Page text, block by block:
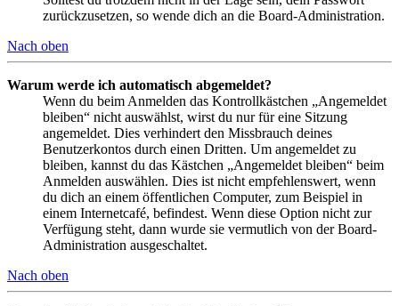
zurückzusetzen, so wende dich an die Board-Administration.
Nach oben
Warum werde ich automatisch abgemeldet?
Wenn du beim Anmelden das Kontrollkästchen „Angemeldet
bleiben“ nicht auswählst, wirst du nur für eine Sitzung
angemeldet. Dies verhindert den Missbrauch deines
Benutzerkontos durch einen Dritten. Um angemeldet zu
bleiben, kannst du das Kästchen „Angemeldet bleiben“ beim
Anmelden auswählen. Dies ist nicht empfehlenswert, wenn
du dich an einem öffentlichen Computer, zum Beispiel in
einem Internetcafé, befindest. Wenn diese Option nicht zur
Verfügung steht, dann wurde sie vermutlich von der Board-
Administration ausgeschaltet.
Nach oben